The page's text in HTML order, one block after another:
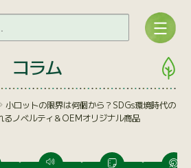
コラム
小ロットの限界は何個から？SDGs環境時代の
るノベルティ＆OEMオリジナル商品